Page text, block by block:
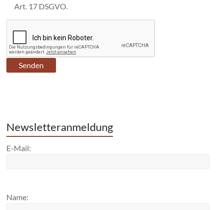
Art. 17 DSGVO.
Newsletteranmeldung
E-Mail:
Name: